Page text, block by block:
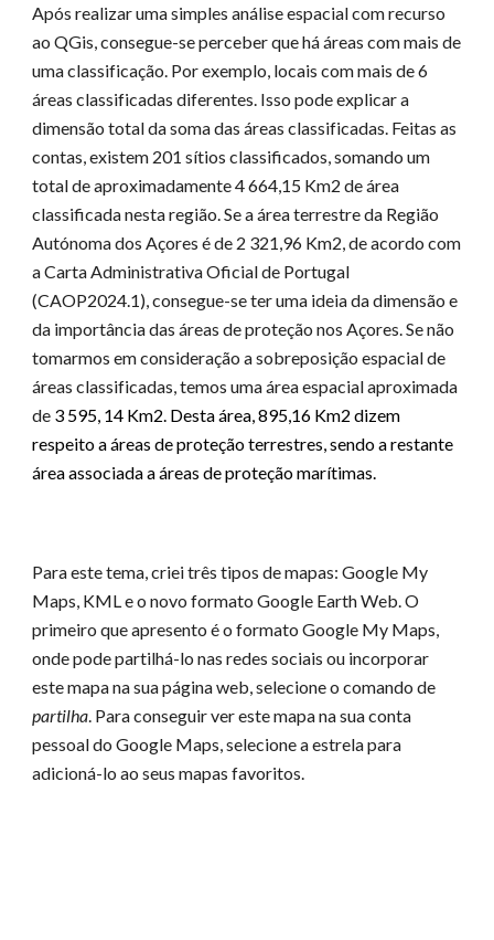
Após realizar uma simples análise espacial com recurso
ao QGis, consegue-se perceber que há áreas com mais de
uma classificação. Por exemplo, locais com mais de 6
áreas classificadas diferentes. Isso pode explicar a
dimensão total da soma das áreas classificadas. Feitas as
contas, existem 201 sítios classificados, somando um
total de aproximadamente 4 664,15 Km2 deárea
classificada nesta região . Se a área terrestre da Região
Autónoma dos Açores é de 2 321,96 Km2, de acordo com
a Carta Administrativa Oficial de Portugal
(CAOP2024. 1), consegue-seter uma ideia dadimensão e
da importância das áreas de proteçãonos Açores Se não
tomarmos em consideração a sobreposição espacial de
áreas classificadas, temos uma área espacial aproximada
de 3 595, 14 Km2 . Desta área, 895,16 Km2 dizem
respeito a áreas de proteção terrestres, sendo a restante
área associada a áreas de proteção marítimas.
Para este tema, criei três tipos de mapas: Google My
Maps, KML e o novo formato Google Earth Web. O
primeiro que apresento é o formato Google My Maps,
onde pode partilhá-lo nas redes sociais ou incorporar
este mapa na sua página web, selecione o comando de
partilha. Para conseguir ver este mapa na sua conta
pessoal do Google Maps, selecione a estrela para
adicioná-lo ao seus mapas favoritos.